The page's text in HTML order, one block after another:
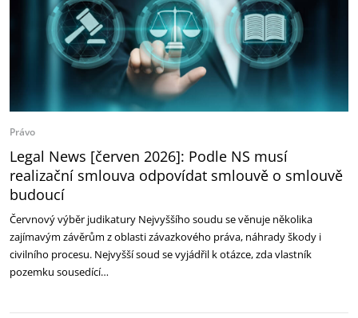
Právo
Legal News [červen 2026]: Podle NS musí
realizační smlouva odpovídat smlouvě o smlouvě
budoucí
Červnový výběr judikatury Nejvyššího soudu se věnuje několika
zajímavým závěrům z oblasti závazkového práva, náhrady škody i
civilního procesu. Nejvyšší soud se vyjádřil k otázce, zda vlastník
pozemku sousedící…